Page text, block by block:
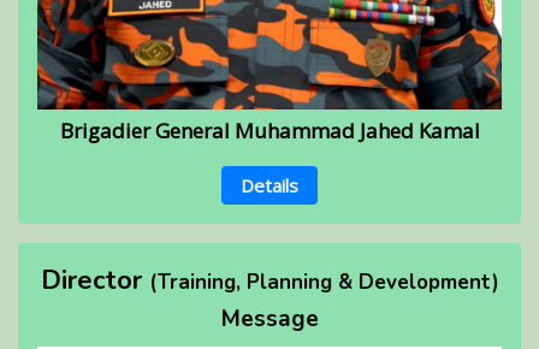
Brigadier General Muhammad Jahed Kamal
Details
Director (Training, Planning & Development)
Message